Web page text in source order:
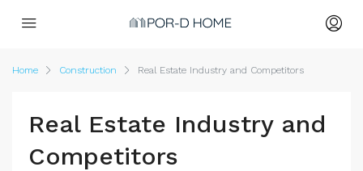
Home Construction Real Estate Industry and Competitors
Real Estate Industry and
Competitors